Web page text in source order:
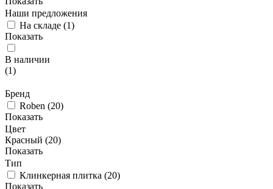
Наши предложения
На складе (1)
Показать
В наличии
(1)
Бренд
Roben (20)
Показать
Цвет
Красный (20)
Показать
Тип
Клинкерная плитка (20)
Показать